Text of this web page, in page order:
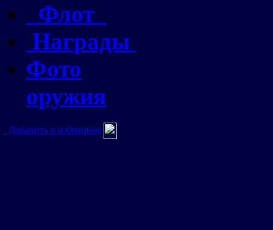
Флот
Награды
Фото
оружия
Добавить в избранное